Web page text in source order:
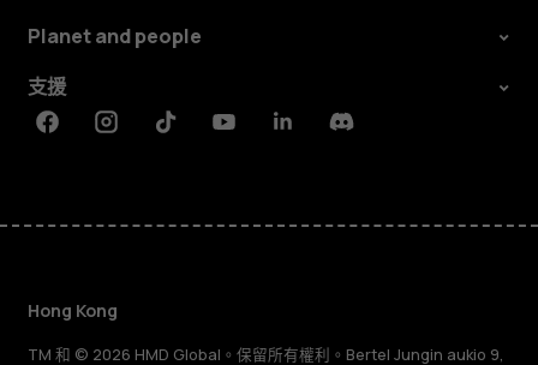
Planet and people
支援
FacebookInstagramTiktokYoutubeLinkedinDiscord
Hong Kong
TM 和 © 2026 HMD Global。保留所有權利。Bertel Jungin aukio 9,